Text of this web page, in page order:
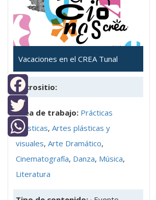
Vacaciones en el CREA Tunal
Micrositio:
Área de trabajo: Prácticas
artísticas, Artes plásticas y
visuales, Arte Dramático,
Cinematografía, Danza, Música,
Literatura
Facebook
Twitter
WhatsApp